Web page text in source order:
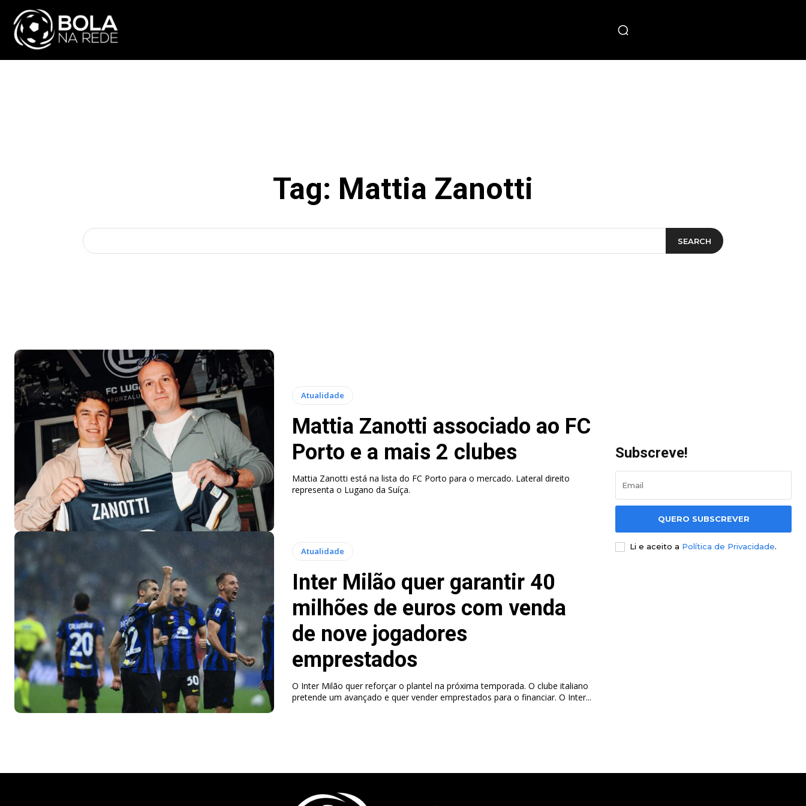
Tag: Mattia Zanotti
SEARCH
Atualidade
Mattia Zanotti associado ao FC
Porto e a mais 2 clubes
Mattia Zanotti está na lista do FC Porto para o mercado. Lateral direito
representa o Lugano da Suíça.
Atualidade
Inter Milão quer garantir 40
milhões de euros com venda
de nove jogadores
emprestados
O Inter Milão quer reforçar o plantel na próxima temporada. O clube italiano
pretende um avançado e quer vender emprestados para o financiar. O Inter...
Subscreve!
QUERO SUBSCREVER
Li e aceito a Política de Privacidade.